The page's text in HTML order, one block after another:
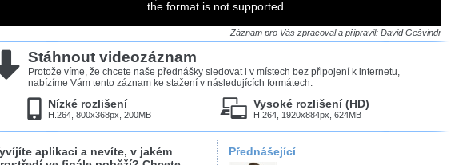
Velmi staré záznamy máme historicky uložené
ve formátu, který není vhodný pro stahování,
proto je ke stažení nenabízíme.
the format is not supported.
Záznam pro Vás zpracoval a připravil: David Gešvindr
Stáhnout videozáznam
Protože víme, že chcete naše přednášky sledovat i v místech bez připojení k internetu,
nabízíme Vám tento záznam ke stažení v následujících formátech:
Nízké rozlišení
H.264, 800x368px, 200MB
Vysoké rozlišení (HD)
H.264, 1920x884px, 624MB
aplikaci a nevíte, v jakém
Přednášející